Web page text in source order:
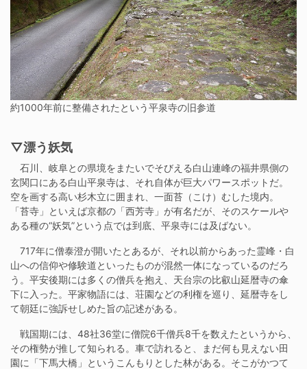
約1000年前に整備されたという平泉寺の旧参道
▽漂う妖気
石川、岐阜との県境をまたいでそびえる白山連峰の福井県側の
玄関口にある白山平泉寺は、それ自体が巨大パワースポットだ。
空を画する高い杉木立に囲まれ、一面苔（こけ）むした境内。
「苔寺」といえば京都の「西芳寺」が有名だが、そのスケールや
ある種の“妖気”という点では到底、平泉寺には及ばない。
717年に僧泰澄が開いたとあるが、それ以前からあった霊峰・白
山への信仰や修験道といったものが混然一体になっているのだろ
う。平安後期には多くの僧兵を抱え、天台宗の比叡山延暦寺の傘
下に入った。平家物語には、荘園などの利権を巡り、延暦寺をし
て朝廷に強訴せしめた旨の記述がある。
戦国期には、48社36堂に僧院6千僧兵8千を数えたというから、
その権勢が推して知られる。車で訪れると、まだ何も見えない田
園に「下馬大橋」というこんもりとした林がある。そこがかつて